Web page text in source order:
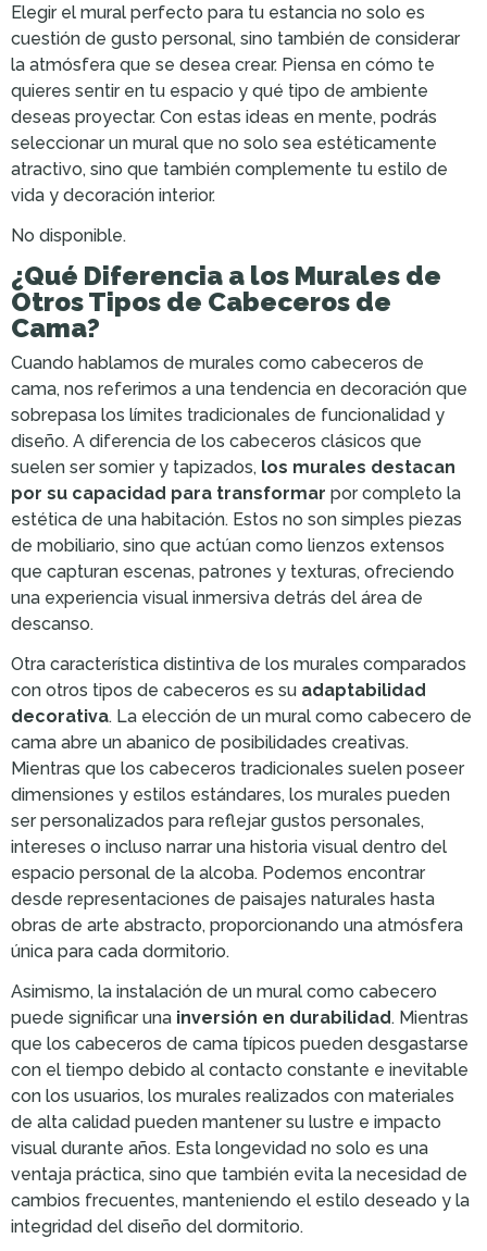
Elegir el mural perfecto para tu estancia no solo es
cuestión de gusto personal, sino también de considerar
la atmósfera que se desea crear. Piensa en cómo te
quieres sentir en tu espacio y qué tipo de ambiente
deseas proyectar. Con estas ideas en mente, podrás
seleccionar un mural que no solo sea estéticamente
atractivo, sino que también complemente tu estilo de
vida y decoración interior.
No disponible.
¿Qué Diferencia a los Murales de
Otros Tipos de Cabeceros de
Cama?
Cuando hablamos de murales como cabeceros de
cama, nos referimos a una tendencia en decoración que
sobrepasa los límites tradicionales de funcionalidad y
diseño. A diferencia de los cabeceros clásicos que
suelen ser somier y tapizados, los murales destacan
por su capacidad para transformar por completo la
estética de una habitación. Estos no son simples piezas
de mobiliario, sino que actúan como lienzos extensos
que capturan escenas, patrones y texturas, ofreciendo
una experiencia visual inmersiva detrás del área de
descanso.
Otra característica distintiva de los murales comparados
con otros tipos de cabeceros es su adaptabilidad
decorativa. La elección de un mural como cabecero de
cama abre un abanico de posibilidades creativas.
Mientras que los cabeceros tradicionales suelen poseer
dimensiones y estilos estándares, los murales pueden
ser personalizados para reflejar gustos personales,
intereses o incluso narrar una historia visual dentro del
espacio personal de la alcoba. Podemos encontrar
desde representaciones de paisajes naturales hasta
obras de arte abstracto, proporcionando una atmósfera
única para cada dormitorio.
Asimismo, la instalación de un mural como cabecero
puede significar una inversión en durabilidad. Mientras
que los cabeceros de cama típicos pueden desgastarse
con el tiempo debido al contacto constante e inevitable
con los usuarios, los murales realizados con materiales
de alta calidad pueden mantener su lustre e impacto
visual durante años. Esta longevidad no solo es una
ventaja práctica, sino que también evita la necesidad de
cambios frecuentes, manteniendo el estilo deseado y la
integridad del diseño del dormitorio.